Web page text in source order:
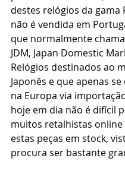
destes relógios da gama
não é vendida em
que normalmente
JDM, Japan Domestic
Relógios destinados ao
Japonês e que apenas
na Europa via
hoje em dia não é difícil
muitos retalhistas online
estas peças em stock,
procura ser bastante